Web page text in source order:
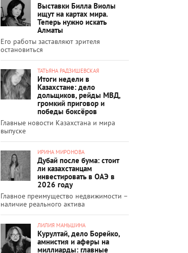
Выставки Билла Виолы
ищут на картах мира.
Теперь нужно искать
Алматы
Его работы заставляют зрителя
остановиться
ТАТЬЯНА РАДЗИШЕВСКАЯ
Итоги недели в
Казахстане: дело
дольщиков, рейды МВД,
громкий приговор и
победы боксёров
Главные новости Казахстана и мира
выпуске
ИРИНА МИРОНОВА
Дубай после бума: стоит
ли казахстанцам
инвестировать в ОАЭ в
2026 году
Главное преимущество недвижимости –
наличие реального актива
ЛИЛИЯ МАНЬШИНА
Курултай, дело Борейко,
амнистия и аферы на
миллиарды: главные